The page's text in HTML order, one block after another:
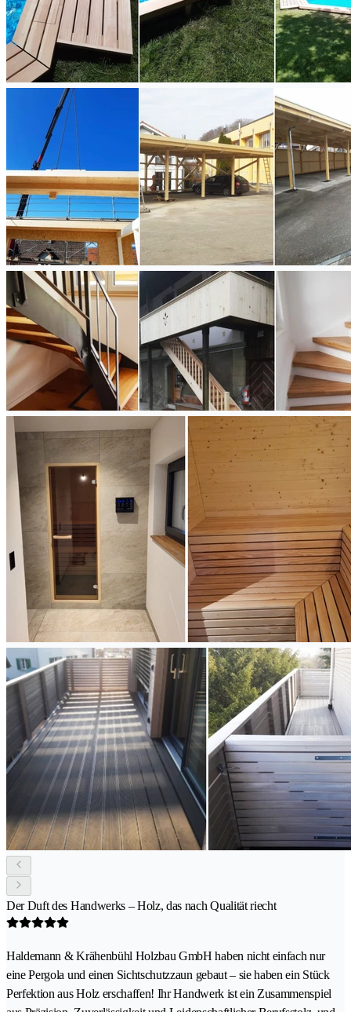
Der Duft des Handwerks – Holz, das nach Qualität riecht
Haldemann & Krähenbühl Holzbau GmbH haben nicht einfach nur
eine Pergola und einen Sichtschutzzaun gebaut – sie haben ein Stück
Perfektion aus Holz erschaffen! Ihr Handwerk ist ein Zusammenspiel